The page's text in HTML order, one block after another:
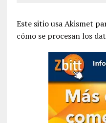
Este sitio usa Akismet
cómo se procesan los